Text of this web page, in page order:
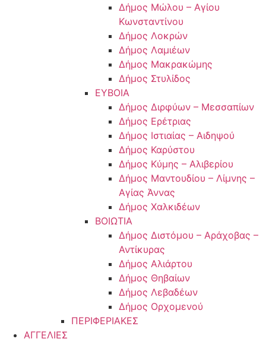
Δήμος Μώλου – Αγίου
Κωνσταντίνου
Δήμος Λοκρών
Δήμος Λαμιέων
Δήμος Μακρακώμης
Δήμος Στυλίδος
ΕΥΒΟΙΑ
Δήμος Διρφύων – Μεσσαπίων
Δήμος Ερέτριας
Δήμος Ιστιαίας – Αιδηψού
Δήμος Καρύστου
Δήμος Κύμης – Αλιβερίου
Δήμος Μαντουδίου – Λίμνης –
Αγίας Άννας
Δήμος Χαλκιδέων
ΒΟΙΩΤΙΑ
Δήμος Διστόμου – Αράχοβας –
Αντίκυρας
Δήμος Αλιάρτου
Δήμος Θηβαίων
Δήμος Λεβαδέων
Δήμος Ορχομενού
ΠΕΡΙΦΕΡΙΑΚΕΣ
ΑΓΓΕΛΙΕΣ